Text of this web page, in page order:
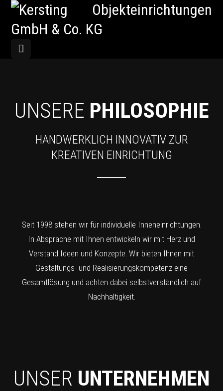
UNSERE PHILOSOPHIE
HANDWERKLICH INNOVATIV ZUR
KREATIVEN EINRICHTUNG
Seit 1998 stehen wir für individuelle Inneneinrichtungen.
In Absprache mit Ihnen entwickeln wir mit Herz und
Verstand Ideen und Konzepte. Wir bieten Ihnen mit
Gestaltungs- und Realisierungskompetenz eine
Gesamtlösung und achten dabei selbstverständlich auf
Nachhaltigkeit.
UNSER UNTERNEHMEN